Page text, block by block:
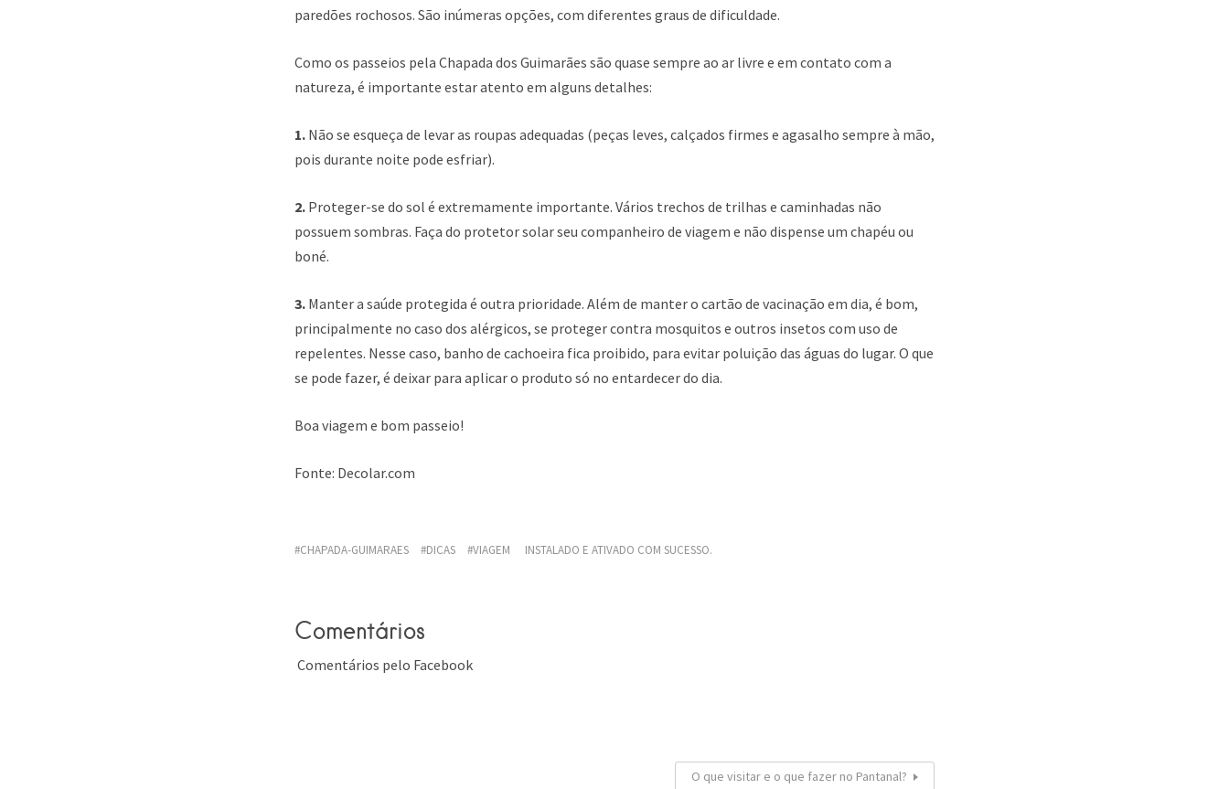
paredões rochosos. São inúmeras opções, com diferentes graus de dificuldade.
Como os passeios pela Chapada dos Guimarães são quase sempre ao ar livre e em contato com a
natureza, é importante estar atento em alguns detalhes:
1. Não se esqueça de levar as roupas adequadas (peças leves, calçados firmes e agasalho sempre à mão,
pois durante noite pode esfriar).
2. Proteger-se do sol é extremamente importante. Vários trechos de trilhas e caminhadas não
possuem sombras. Faça do protetor solar seu companheiro de viagem e não dispense um chapéu ou
boné.
3. Manter a saúde protegida é outra prioridade. Além de manter o cartão de vacinação em dia, é bom,
principalmente no caso dos alérgicos, se proteger contra mosquitos e outros insetos com uso de
repelentes. Nesse caso, banho de cachoeira fica proibido, para evitar poluição das águas do lugar. O que
se pode fazer, é deixar para aplicar o produto só no entardecer do dia.
Boa viagem e bom passeio!
Fonte: Decolar.com
CHAPADA-GUIMARAES DICAS VIAGEM INSTALADO E ATIVADO COM SUCESSO.
Comentários
Comentários pelo Facebook
O que visitar e o que fazer no Pantanal?